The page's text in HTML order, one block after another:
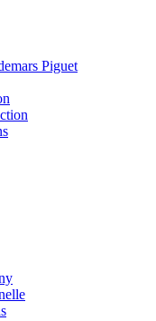
Piguet